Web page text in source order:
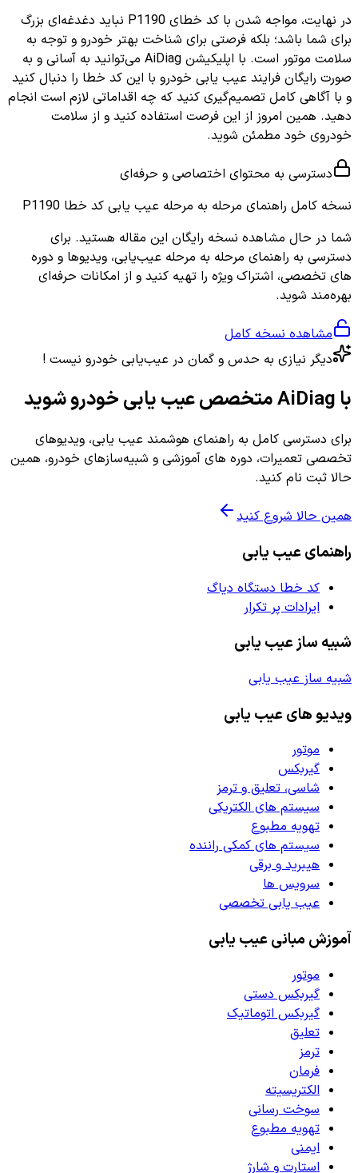
در نهایت، مواجه شدن با کد خطای P1190 نباید دغدغه‌ای بزرگ
برای شما باشد؛ بلکه فرصتی برای شناخت بهتر خودرو و توجه به
سلامت موتور است. با اپلیکیشن AiDiag می‌توانید به آسانی و به
صورت رایگان فرایند عیب یابی خودرو با این کد خطا را دنبال کنید
و با آگاهی کامل تصمیم‌گیری کنید که چه اقداماتی لازم است انجام
دهید. همین امروز از این فرصت استفاده کنید و از سلامت
خودروی خود مطمئن شوید.
دسترسی به محتوای اختصاصی و حرفه‌ای
نسخه کامل راهنمای مرحله به مرحله عیب یابی کد خطا P1190
شما در حال مشاهده نسخه رایگان این مقاله هستید. برای
دسترسی به راهنمای مرحله به مرحله عیب‌یابی، ویدیوها و دوره
های تخصصی، اشتراک ویژه را تهیه کنید و از امکانات حرفه‌ای
بهره‌مند شوید.
مشاهده نسخه کامل
دیگر نیازی به حدس و گمان در عیب‌یابی خودرو نیست !
با AiDiag متخصص عیب یابی خودرو شوید
برای دسترسی کامل به راهنمای هوشمند عیب یابی، ویدیوهای
تخصصی تعمیرات، دوره های آموزشی و شبیه‌سازهای خودرو، همین
حالا ثبت نام کنید.
همین حالا شروع کنید
راهنمای عیب یابی
کد خطا دستگاه دیاگ
ایرادات پر تکرار
شبیه ساز عیب یابی
شبیه ساز عیب یابی
ویدیو های عیب یابی
موتور
گیربکس
شاسی، تعلیق و ترمز
سیستم های الکتریکی
تهویه مطبوع
سیستم های کمکی راننده
هیبرید و برقی
سرویس ها
عیب یابی تخصصی
آموزش مبانی عیب یابی
موتور
گیربکس دستی
گیربکس اتوماتیک
تعلیق
ترمز
فرمان
الکتریسیته
سوخت رسانی
تهویه مطبوع
ایمنی
استارت و شارژ